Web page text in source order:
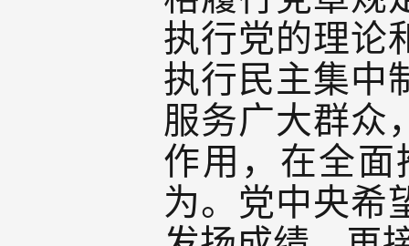
执行党的理论
执行民主集中
服务广大群众
作用，在全
为。党中央希